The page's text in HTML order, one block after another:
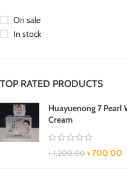
On sale
In stock
TOP RATED PRODUCTS
Huayuenong 7 Pearl
Cream
৳1,200.00 ৳700.00